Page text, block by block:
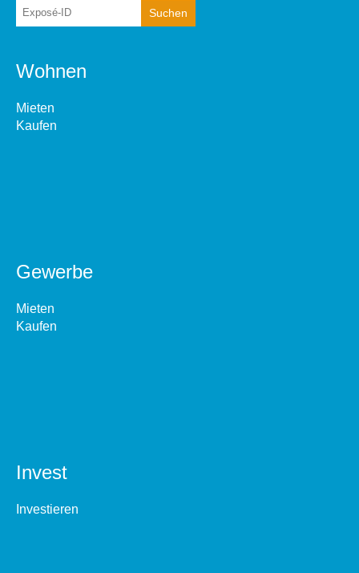
Wohnen
Mieten
Kaufen
Gewerbe
Mieten
Kaufen
Invest
Investieren